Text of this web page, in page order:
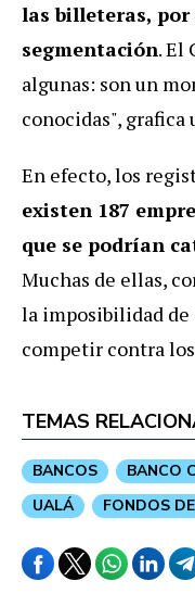
las billeteras,
segmentación. El
algunas: son un
conocidas", grafica
En efecto, los
existen 187
que se podrían
Muchas de ellas,
la imposibilidad de
competir contra
TEMAS
BANCOS BANCO
UALÁ
FONDOS